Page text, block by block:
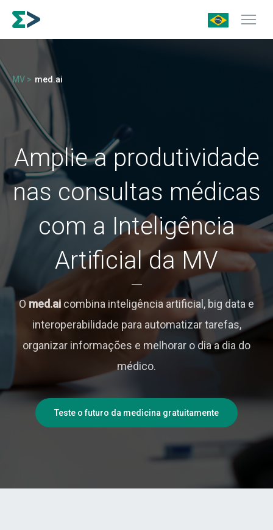
MV > med.ai
Amplie a produtividade
nas consultas médicas
com a Inteligência
Artificial da MV
O med.ai combina inteligência artificial, big data e
interoperabilidade para automatizar tarefas,
organizar informações e melhorar o dia a dia do
médico.
Teste o futuro da medicina gratuitamente